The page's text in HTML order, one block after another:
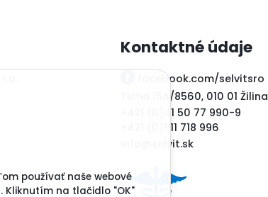
používať naše webové
Kliknutím na tlačidlo "OK"
Kontaktné údaje
facebook.com/selvitsro
Tichá 15A/8560, 010 01 Žilina
+421 (0)41 50 77 990-9
+421 (0)911 718 996
info@selvit.sk